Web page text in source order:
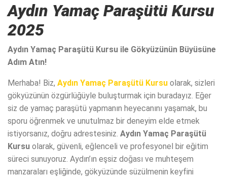
Aydın Yamaç Paraşütü Kursu
2025
Aydın Yamaç Paraşütü Kursu ile Gökyüzünün Büyüsüne
Adım Atın!
Merhaba! Biz, Aydın Yamaç Paraşütü Kursu olarak, sizleri
gökyüzünün özgürlüğüyle buluşturmak için buradayız. Eğer
siz de yamaç paraşütü yapmanın heyecanını yaşamak, bu
sporu öğrenmek ve unutulmaz bir deneyim elde etmek
istiyorsanız, doğru adrestesiniz. Aydın Yamaç Paraşütü
Kursu olarak, güvenli, eğlenceli ve profesyonel bir eğitim
süreci sunuyoruz. Aydın’ın eşsiz doğası ve muhteşem
manzaraları eşliğinde, gökyüzünde süzülmenin keyfini